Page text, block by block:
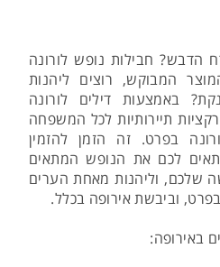
הדבש? חבילות נופש לורונה
המבוקש, רוצים ליהנות
באמצעות דילים לורונה
תיירותיות לכל המשפחה
בפרט. זה הזמן להזמין
לכם את הנופש המתאים
שלכם, וליהנות מאחת הערים
וביבשת אירופה בכלל.
באירופה: